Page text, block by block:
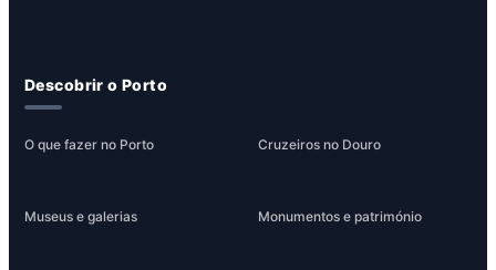
Descobrir o Porto
O que fazer no Porto Cruzeiros no Douro
Museus e galerias Monumentos e património